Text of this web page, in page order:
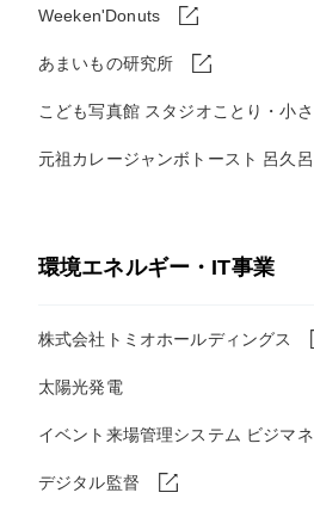
Weeken'Donuts
あまいもの研究所
こども写真館 スタジオことり・小
元祖カレージャンボトースト 呂久呂
環境エネルギー・IT事業
株式会社トミオホールディングス
太陽光発電
イベント来場管理システム ビジマネ
デジタル監督